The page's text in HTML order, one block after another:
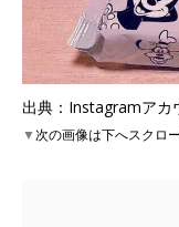
出典：Instagramアカ
▼次の画像は下へスクロ